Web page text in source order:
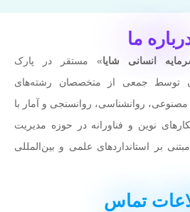
شایا» مستقر در پارک
از متخصصان رشته‌های
روانسنجی و آمار با
فناورانه در حوزه مدیریت
علمی و بین‌المللی